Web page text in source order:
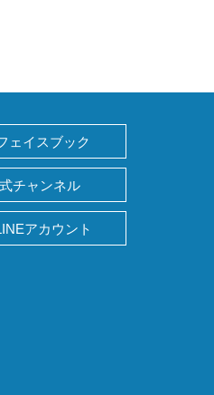
ェイスブック
チャンネル
アカウント